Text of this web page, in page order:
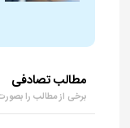
مطالب تصادفی
برخی از مطالب را